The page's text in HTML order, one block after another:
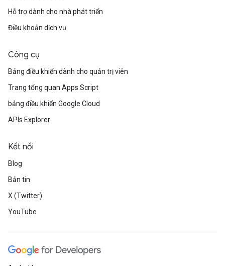
Hỗ trợ dành cho nhà phát triển
Điều khoản dịch vụ
Công cụ
Bảng điều khiển dành cho quản trị viên
Trang tổng quan Apps Script
bảng điều khiển Google Cloud
APIs Explorer
Kết nối
Blog
Bản tin
X (Twitter)
YouTube